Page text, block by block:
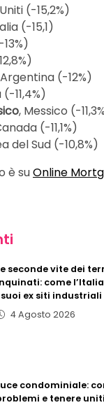
(-15,2%)
(-15,1)
(-12%)
11,4%)
, Messico (-
(-11,1%)
del Sud (-10,8%)
è suOnline
seconde vite dei
come
suoi ex siti industriali
4 Agosto 2026
condominiale:
e tenere